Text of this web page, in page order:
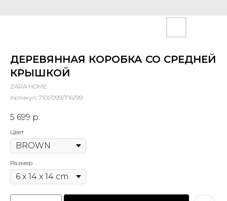
ДЕРЕВЯННАЯ КОРОБКА СО СРЕДНЕЙ
КРЫШКОЙ
ZARA HOME
Артикул: 7101/099/716/99
5 699 р.
Цвет
Размер